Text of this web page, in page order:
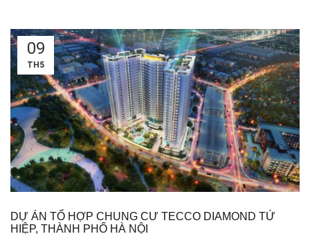
09
TH5
DỰ ÁN TỔ HỢP CHUNG CƯ TECCO DIAMOND TỨ
HIỆP, THÀNH PHỐ HÀ NỘI